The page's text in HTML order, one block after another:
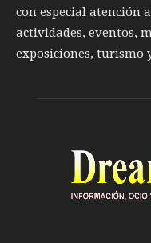
con especial atención
actividades, eventos,
exposiciones, turismo